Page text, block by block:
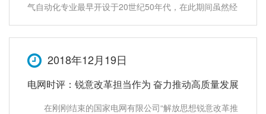
气自动化专业最早开设于20世纪50年代，在此期间虽然经
2018年12月19日
电网时评：锐意改革担当作为 奋力推动高质量发展
在刚刚结束的国家电网有限公司“解放思想锐意改革推